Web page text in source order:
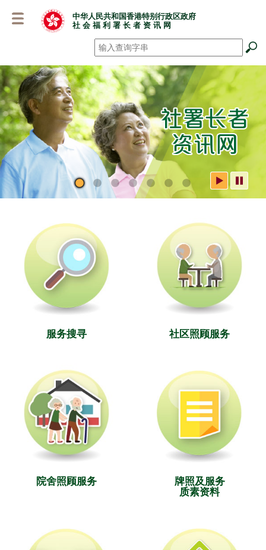
容
中华人民共和国香港特别行政区政府
社 会 福 利 署 长 者 资 讯 网
搜寻 *
社署长者资讯网
服务搜寻 社区照顾服务
院舍照顾服务
牌照及服务
质素资料